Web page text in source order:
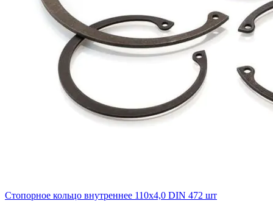
Стопорное кольцо внутреннее 110х4,0 DIN 472 шт